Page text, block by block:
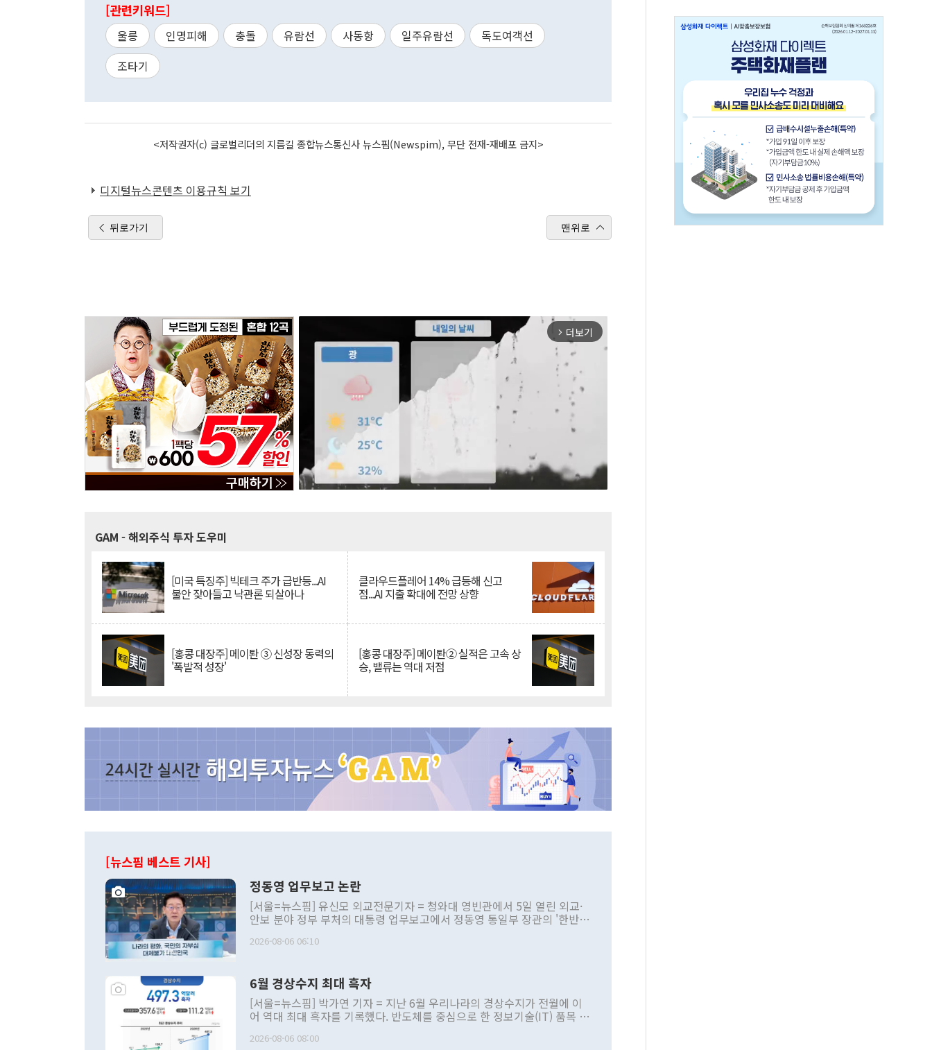
[관련키워드]
울릉 인명피해 충돌 유람선 사동항 일주유람선
독도여객선
조타기
<저작권자(c) 글로벌리더의 지름길 종합뉴스통신사 뉴스핌(Newspim), 무단 전재-재배포 금지>
디지털뉴스콘텐츠 이용규칙 보기
뒤로가기 맨위로
arrow_forward_ios 더보기
GAM - 해외주식 투자 도우미
[미국 특징주] 빅테크 주가 급반등...AI
불안 잦아들고 낙관론 되살아나
클라우드플레어 14% 급등해 신고
점...AI 지출 확대에 전망 상향
[홍콩 대장주] 메이퇀 ③ 신성장 동력의
'폭발적 성장'
[홍콩 대장주] 메이퇀② 실적은 고속 상
승, 밸류는 역대 저점
[뉴스핌 베스트 기사]
정동영 업무보고 논란
[서울=뉴스핌] 유신모 외교전문기자 = 청와대 영빈관에서 5일 열린 외교·
안보 분야 정부 부처의 대통령 업무보고에서 정동영 통일부 장관의 '한반도
발언 중에는 정부 내 조율을 거치지 않은 사안을 정책으로 추진하겠다고 공
주의적 희망에 근거한 비현실적 구상'이라는 비판을 내놨다. 그동안 정 장
관의 대북 정책 관련 발언이 물의를 빚은 적은 여러 번 있지만 대통령과 유
관 부처 장관이 공개적으로 부정적 입장을 표명한 것은 이례적이다. 정 장
관의 무리한 대북 접근법과 월권을 제어해야 한다는 목소리도 높아지고 있
다. [정동영 통일부 장관이 지난달 23일 오후 서울 종로구 정부서울청사에
2026-08-06 06:10
6월 경상수지 최대 흑자
[서울=뉴스핌] 박가연 기자 = 지난 6월 우리나라의 경상수지가 전월에 이
어 역대 최대 흑자를 기록했다. 반도체를 중심으로 한 정보기술(IT) 품목 수
료=한국은행] 한국은행이 6일 발표한 '2026년 6월 국제수지(잠정)'에 따르
2026-08-06 08:00